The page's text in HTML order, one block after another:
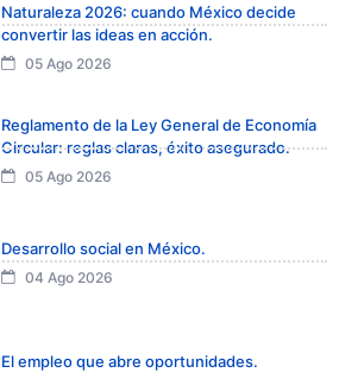
Naturaleza 2026: cuando México decide
convertir las ideas en acción.
05 Ago 2026
Reglamento de la Ley General de Economía
Circular: reglas claras, éxito asegurado.
05 Ago 2026
Desarrollo social en México.
04 Ago 2026
El empleo que abre oportunidades.